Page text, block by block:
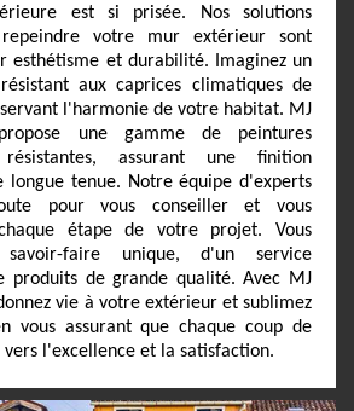
est si prisée. Nos solutions
votre mur extérieur sont
esthétisme et durabilité. Imaginez un
aux caprices climatiques de
l'harmonie de votre habitat. MJ
une gamme de peintures
assurant une finition
longue tenue. Notre équipe d'experts
pour vous conseiller et vous
étape de votre projet. Vous
savoir-faire unique, d'un service
produits de grande qualité. Avec MJ
vie à votre extérieur et sublimez
vous assurant que chaque coup de
vers l'excellence et la satisfaction.